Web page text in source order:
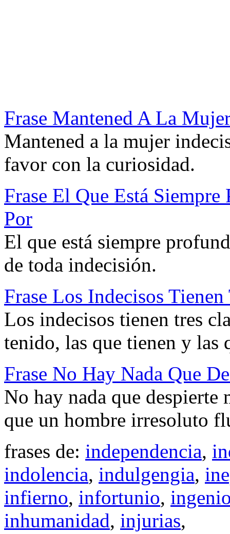
Frase Mantened A La
Mantened a la mujer
favor con la curiosidad.
Frase El Que Está
Por
El que está siempre
de toda indecisión.
Frase Los Indecisos
Los indecisos tienen tres
tenido, las que tienen y las
Frase No Hay Nada Que
No hay nada que despierte
que un hombre irresoluto
frases de: independencia,
indolencia, indulgengia,
infierno, infortunio,
inhumanidad, injurias,